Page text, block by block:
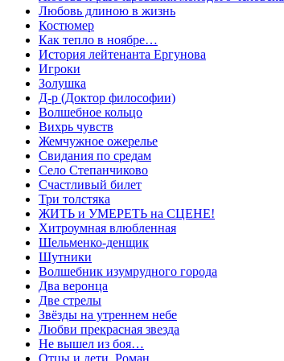
Любовь длиною в жизнь
Костюмер
Как тепло в ноябре…
История лейтенанта Ергунова
Игроки
Золушка
Д-р (Доктор философии)
Волшебное кольцо
Вихрь чувств
Жемчужное ожерелье
Свидания по средам
Село Степанчиково
Счастливый билет
Три толстяка
ЖИТЬ и УМЕРЕТЬ на СЦЕНЕ!
Хитроумная влюбленная
Шельменко-денщик
Шутники
Волшебник изумрудного города
Два веронца
Две стрелы
Звёзды на утреннем небе
Любви прекрасная звезда
Не вышел из боя…
Отцы и дети. Роман